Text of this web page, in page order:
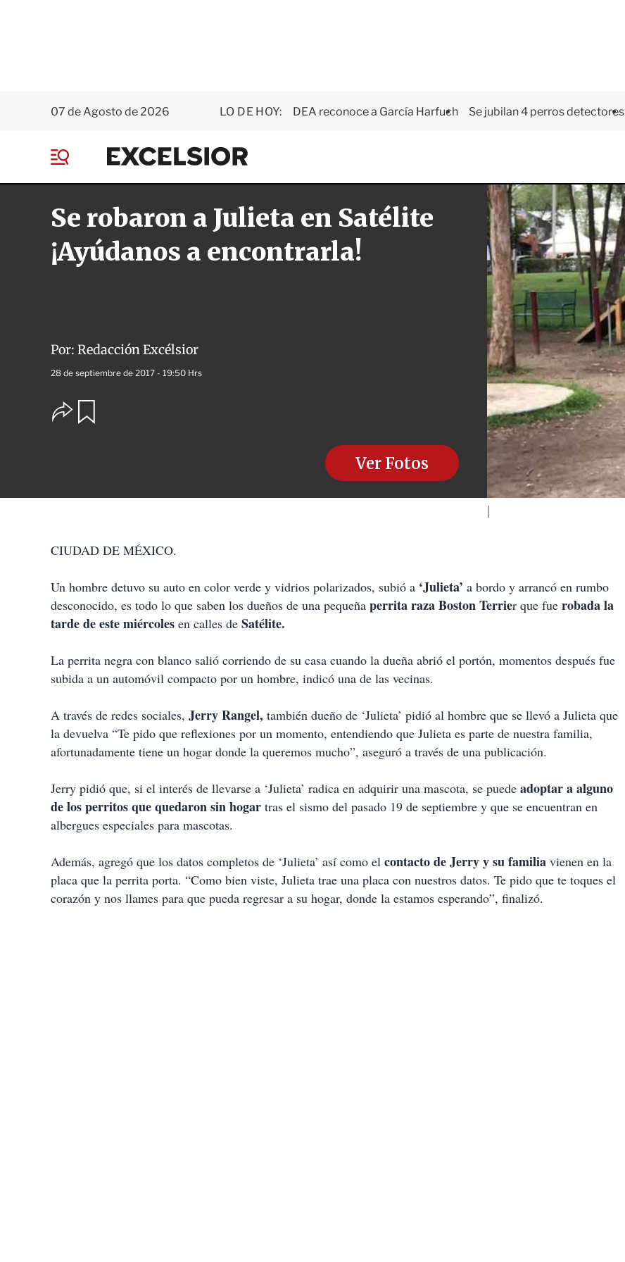
07 de Agosto de 2026 LO DE HOY: DEA reconoce a García Harfuch Se jubilan 4 perros detectores
E
x
e
s
i
r
e
Se robaron a Julieta en Satélite
¡Ayúdanos a encontrarla!
Por: Redacción Excélsior
28 de septiembre de 2017 - 19:50 Hrs
O
p
s
o
a
r
t
Ver Fotos
CIUDAD DE MÉXICO.
Un hombre detuvo su auto en color verde y vidrios polarizados, subió a ‘Julieta’ a bordo y arrancó en rumbo
desconocido, es todo lo que saben los dueños de una pequeña perrita raza Boston Terrier que fue robada la
tarde de este miércoles en calles de Satélite.
La perrita negra con blanco salió corriendo de su casa cuando la dueña abrió el portón, momentos después fue
subida a un automóvil compacto por un hombre, indicó una de las vecinas.
A través de redes sociales, Jerry Rangel, también dueño de ‘Julieta’ pidió al hombre que se llevó a Julieta que
la devuelva “Te pido que reflexiones por un momento, entendiendo que Julieta es parte de nuestra familia,
afortunadamente tiene un hogar donde la queremos mucho”, aseguró a través de una publicación.
Jerry pidió que, si el interés de llevarse a ‘Julieta’ radica en adquirir una mascota, se puede adoptar a alguno
de los perritos que quedaron sin hogar tras el sismo del pasado 19 de septiembre y que se encuentran en
albergues especiales para mascotas.
Además, agregó que los datos completos de ‘Julieta’ así como el contacto de Jerry y su familia vienen en la
placa que la perrita porta. “Como bien viste, Julieta trae una placa con nuestros datos. Te pido que te toques el
corazón y nos llames para que pueda regresar a su hogar, donde la estamos esperando”, finalizó.